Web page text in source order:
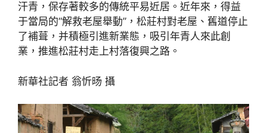
汗青，保存著較多的傳統平易近居。近年來，得益
于當局的“解救老屋舉動”，松莊村對老屋、舊道停止
了補葺，并積極引進新業態，吸引年青人來此創
業，推進松莊村走上村落復興之路。
新華社記者 翁忻旸 攝